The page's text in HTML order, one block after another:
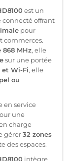
est un
connecté offrant
pour
commerces.
MHz, elle
sur une portée
et Wi-Fi, elle
ou
en service
une
charge
gérer32 zones
des espaces.
intègre